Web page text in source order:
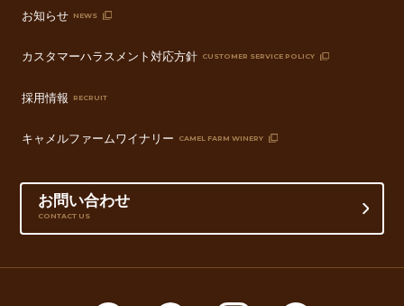
お知らせ NEWS
カスタマーハラスメント対応方針 CUSTOMER SERVICE POLICY
採用情報 RECRUIT
キャメルファームワイナリー CAMEL FARM WINERY
お問い合わせ
CONTACT US